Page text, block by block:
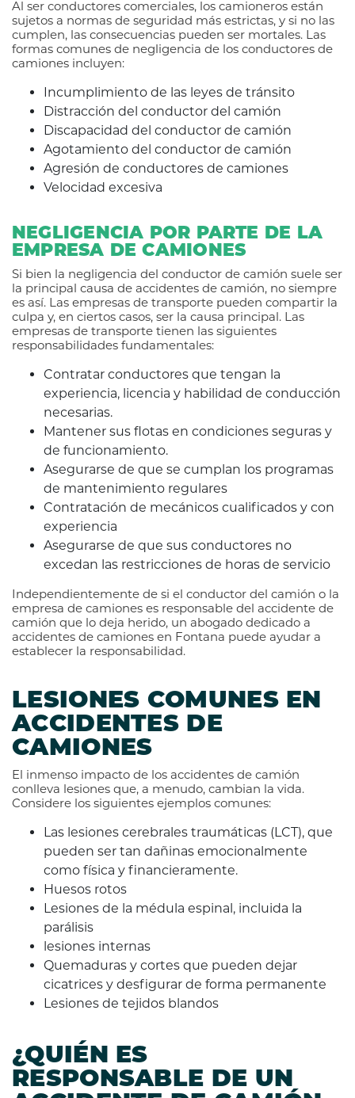
Al ser conductores comerciales, los camioneros están
sujetos a normas de seguridad más estrictas, y si no las
cumplen, las consecuencias pueden ser mortales. Las
formas comunes de negligencia de los conductores de
camiones incluyen:
Incumplimiento de las leyes de tránsito
Distracción del conductor del camión
Discapacidad del conductor de camión
Agotamiento del conductor de camión
Agresión de conductores de camiones
Velocidad excesiva
NEGLIGENCIA POR PARTE DE LA
EMPRESA DE CAMIONES
Si bien la negligencia del conductor de camión suele ser
la principal causa de accidentes de camión, no siempre
es así. Las empresas de transporte pueden compartir la
culpa y, en ciertos casos, ser la causa principal. Las
empresas de transporte tienen las siguientes
responsabilidades fundamentales:
Contratar conductores que tengan la
experiencia, licencia y habilidad de conducción
necesarias.
Mantener sus flotas en condiciones seguras y
de funcionamiento.
Asegurarse de que se cumplan los programas
de mantenimiento regulares
Contratación de mecánicos cualificados y con
experiencia
Asegurarse de que sus conductores no
excedan las restricciones de horas de servicio
Independientemente de si el conductor del camión o la
empresa de camiones es responsable del accidente de
camión que lo deja herido, un abogado dedicado a
accidentes de camiones en Fontana puede ayudar a
establecer la responsabilidad.
LESIONES COMUNES EN
ACCIDENTES DE
CAMIONES
El inmenso impacto de los accidentes de camión
conlleva lesiones que, a menudo, cambian la vida.
Considere los siguientes ejemplos comunes:
Las lesiones cerebrales traumáticas (LCT), que
pueden ser tan dañinas emocionalmente
como física y financieramente.
Huesos rotos
Lesiones de la médula espinal, incluida la
parálisis
lesiones internas
Quemaduras y cortes que pueden dejar
cicatrices y desfigurar de forma permanente
Lesiones de tejidos blandos
¿QUIÉN ES
RESPONSABLE DE UN